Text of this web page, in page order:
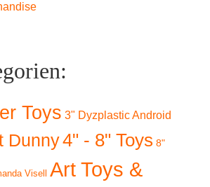
Toys 3" Dyzplastic Android
Dunny4" - 8" Toys 8"
Visell
Art Toys &